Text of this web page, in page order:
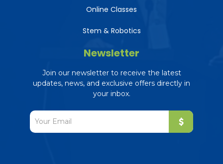
Online Classes
Stem & Robotics
Newsletter
Join our newsletter to receive the latest
updates, news, and exclusive offers directly in
your inbox.